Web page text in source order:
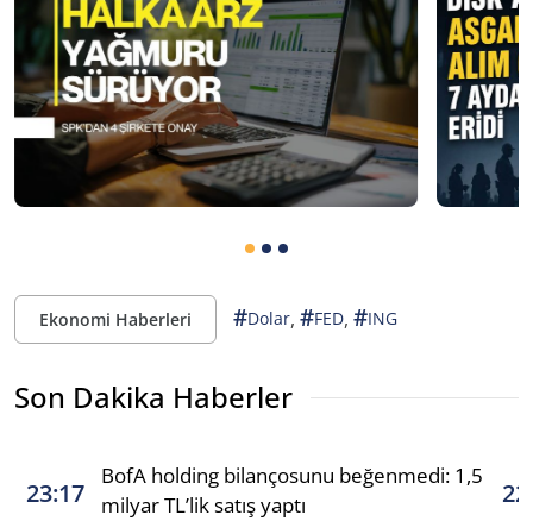
Ekonomi Haberleri #Dolar, #FED, #ING
Son Dakika Haberler
23:17
BofA holding bilançosunu beğenmedi: 1,5
milyar TL’lik satış yaptı